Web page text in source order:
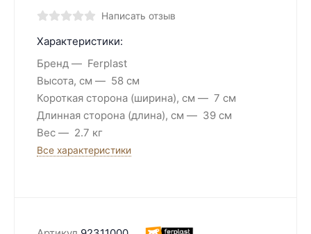
Написать отзыв
Характеристики:
Бренд
Ferplast
Высота, см
58 см
Короткая сторона (ширина), см
7 см
Длинная сторона (длина), см
39 см
Вес
2.7 кг
Все характеристики